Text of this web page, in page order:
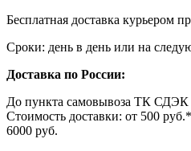
Бесплатная доставка курьером
Сроки: день в день или на
Доставка по России:
До пункта самовывоза ТК СДЭК
Стоимость доставки: от 500
6000 руб.